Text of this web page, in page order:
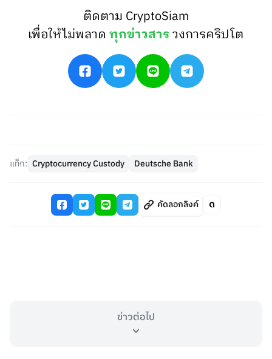
ติดตาม CryptoSiam
เพื่อให้ไม่พลาดทุกข่าวสารวงการคริปโต
แท็ก: Cryptocurrency Custody Deutsche Bank
คัดลอกลิงค์
ข่าวต่อไป